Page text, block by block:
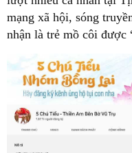
mạng xã hội, sóng
nhận là trẻ mồ côi được